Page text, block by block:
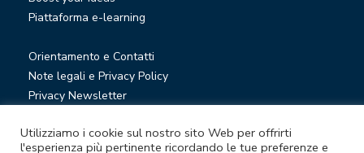
Piattaforma e-learning
Orientamento e Contatti
Note legali e Privacy Policy
Privacy Newsletter
Whistleblowing
Utilizziamo i cookie sul nostro sito Web per offrirti
l'esperienza più pertinente ricordando le tue preferenze e